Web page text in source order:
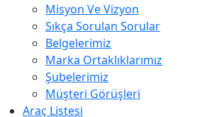
Misyon Ve Vizyon
Sıkça Sorulan Sorular
Belgelerimiz
Marka Ortaklıklarımız
Şubelerimiz
Müşteri Görüşleri
Araç Listesi